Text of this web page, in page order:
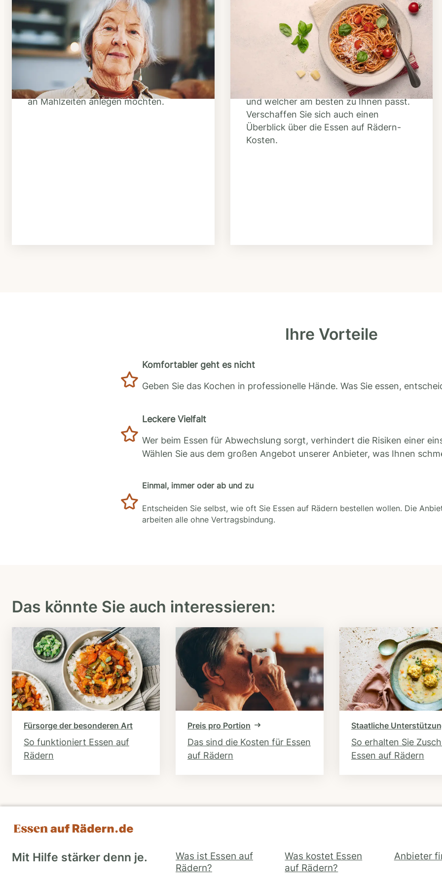
Schritt 1
Klarheit schaffen
Überlegen Sie, ob Ihnen das Essen
täglich verzehrfertig geliefert werden
soll oder Sie sich einen Tiefkühl-Vorrat
an Mahlzeiten anlegen möchten.
Schritt 2
Anbieter finden
Nutzen Sie unsere große Mahlzeiten-
Dienst-Suche, um herauszufinden,
welche Anbieter es in Ihrer Region gibt
und welcher am besten zu Ihnen passt.
Verschaffen Sie sich auch einen
Überblick über die Essen auf Rädern-
Kosten.
Ihre Vorteile
Komfortabler geht es nicht
Geben Sie das Kochen in professionelle Hände. Was Sie essen,
Leckere Vielfalt
Wer beim Essen für Abwechslung sorgt, verhindert die Risiken einer
Wählen Sie aus dem großen Angebot unserer Anbieter, was Ihnen
Einmal, immer oder ab und zu
Entscheiden Sie selbst, wie oft Sie Essen auf Rädern bestellen wollen. Die
arbeiten alle ohne Vertragsbindung.
Das könnte Sie auch interessieren:
Fürsorge der besonderen Art
So funktioniert Essen auf
Rädern
Preis pro Portion
Das sind die Kosten für Essen
auf Rädern
Staatliche
So erhalten Sie
Essen auf Rädern
Mit Hilfe stärker denn je.
Was ist Essen auf
Rädern?
Was kostet Essen
auf Rädern?
Anbieter